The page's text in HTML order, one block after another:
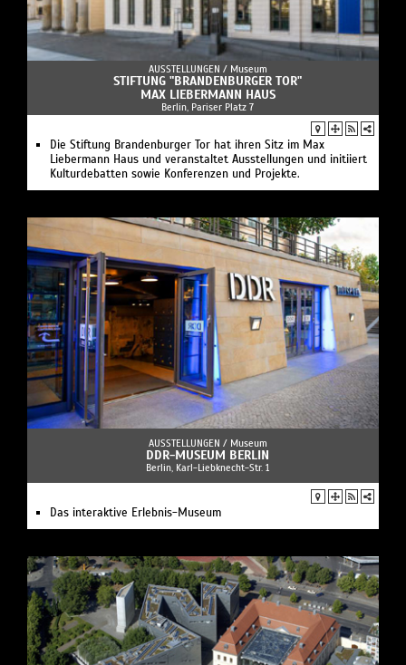
AUSSTELLUNGEN / Museum
STIFTUNG "BRANDENBURGER TOR"
MAX LIEBERMANN HAUS
Berlin, Pariser Platz 7
Die Stiftung Brandenburger Tor hat ihren Sitz im Max
Liebermann Haus und veranstaltet Ausstellungen und initiiert
Kulturdebatten sowie Konferenzen und Projekte.
AUSSTELLUNGEN / Museum
DDR-MUSEUM BERLIN
Berlin, Karl-Liebknecht-Str. 1
Das interaktive Erlebnis-Museum